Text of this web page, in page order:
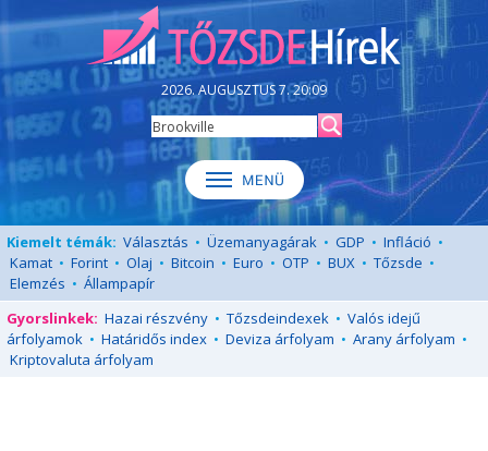
2026. AUGUSZTUS 7. 20:09
Kiemelt témák: Választás • Üzemanyagárak • GDP • Infláció •
Kamat • Forint • Olaj • Bitcoin • Euro • OTP • BUX • Tőzsde •
Elemzés • Állampapír
Gyorslinkek: Hazai részvény • Tőzsdeindexek • Valós idejű
árfolyamok • Határidős index • Deviza árfolyam • Arany árfolyam •
Kriptovaluta árfolyam